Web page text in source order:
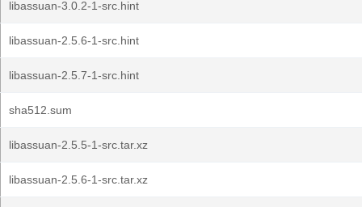
libassuan-3.0.2-1-src.hint
libassuan-2.5.6-1-src.hint
libassuan-2.5.7-1-src.hint
sha512.sum
libassuan-2.5.5-1-src.tar.xz
libassuan-2.5.6-1-src.tar.xz